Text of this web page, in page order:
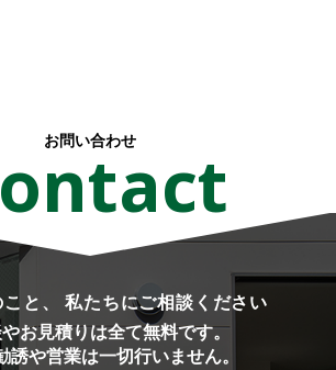
お問い合わせ
と、 私たちにご相談ください
お見積りは全て無料です。
誘や営業は一切行いません。